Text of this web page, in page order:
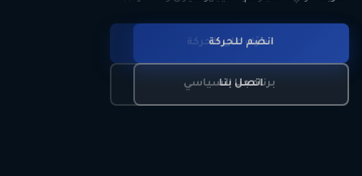
تعرّف على الحركة
برنامجنا السياسي
انضم للحركة
اتصل بنا